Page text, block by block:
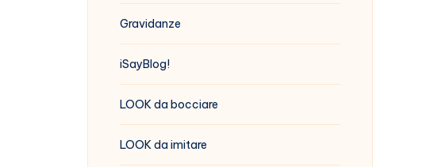
Gravidanze
iSayBlog!
LOOK da bocciare
LOOK da imitare